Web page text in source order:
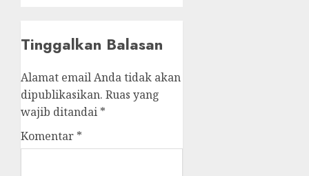
Tinggalkan Balasan
Alamat email Anda tidak akan
dipublikasikan. Ruas yang
wajib ditandai *
Komentar *